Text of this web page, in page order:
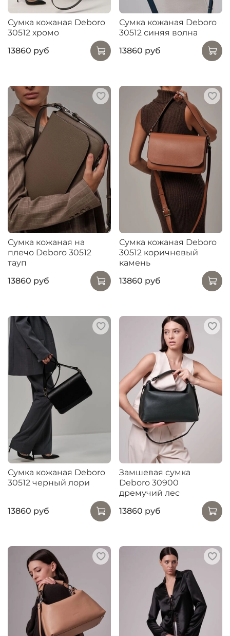
Сумка кожаная Deboro
30512 хромо
13860 руб
Сумка кожаная Deboro
30512 синяя волна
13860 руб
Сумка кожаная на
плечо Deboro 30512
тауп
13860 руб
Сумка кожаная Deboro
30512 коричневый
камень
13860 руб
Сумка кожаная Deboro
30512 черный лори
13860 руб
Замшевая сумка
Deboro 30900
дремучий лес
13860 руб